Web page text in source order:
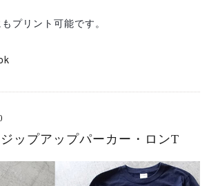
プリント可能です。
ップアップパーカー・ロンT